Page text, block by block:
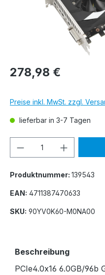
278,98 €
Preise inkl. MwSt. zzgl.
lieferbar in 3-7 Tagen
Produkt Anzahl:
Produktnummer: 139543
EAN: 4711387470633
SKU: 90YV0K60-M0NA00
Beschreibung
PCIe4.0x16 6.0GB/96b